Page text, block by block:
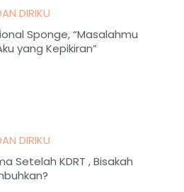
DIRIKU
Sponge, “Masalahmu
yang Kepikiran”
DIRIKU
Setelah KDRT , Bisakah